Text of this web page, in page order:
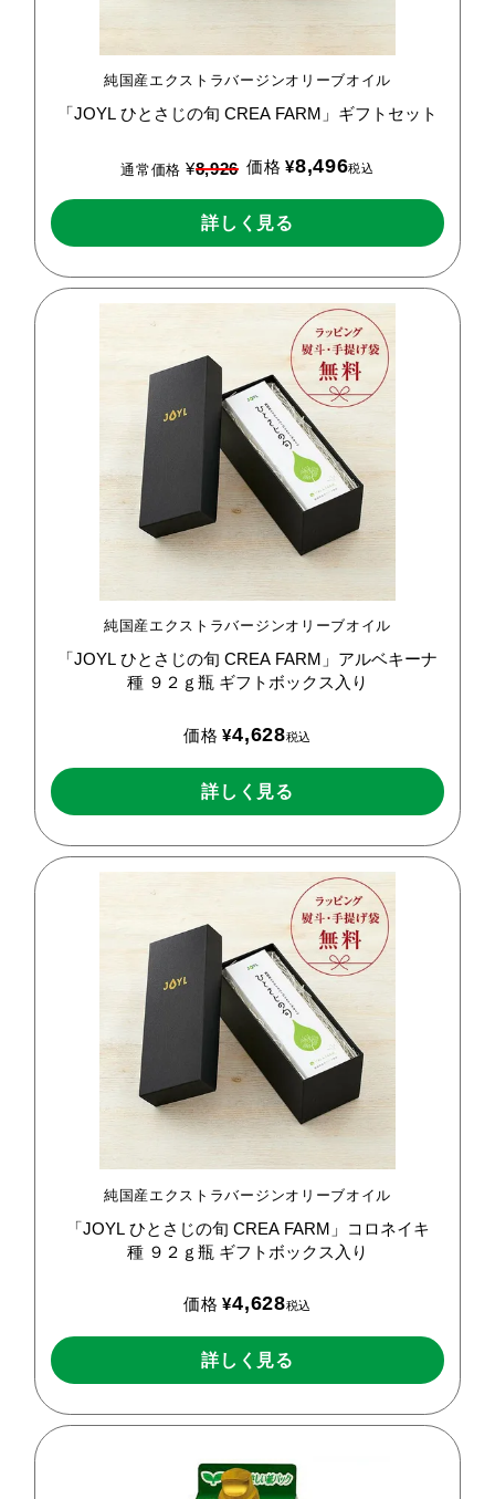
純国産エクストラバージンオリーブオイル
「JOYL ひとさじの旬 CREA FARM」ギフトセット
通常価格 ¥8,926 価格 ¥8,496税込
詳しく見る
純国産エクストラバージンオリーブオイル
「JOYL ひとさじの旬 CREA FARM」アルベキーナ
種 ９２ｇ瓶 ギフトボックス入り
価格 ¥4,628税込
詳しく見る
純国産エクストラバージンオリーブオイル
「JOYL ひとさじの旬 CREA FARM」コロネイキ
種 ９２ｇ瓶 ギフトボックス入り
価格 ¥4,628税込
詳しく見る